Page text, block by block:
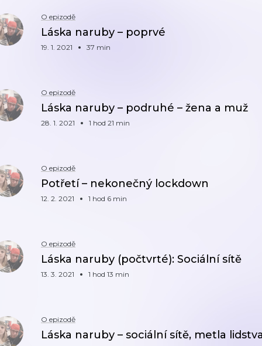
O epizodě
Láska naruby – poprvé
19. 1. 2021 37 min
O epizodě
Láska naruby – podruhé – žena a muž
28. 1. 2021 1 hod 21 min
O epizodě
Potřetí – nekonečný lockdown
12. 2. 2021 1 hod 6 min
O epizodě
Láska naruby (počtvrté): Sociální sítě
13. 3. 2021 1 hod 13 min
O epizodě
Láska naruby – sociální sítě, metla